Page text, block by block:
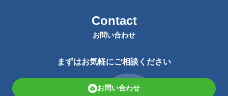
Contact
お問い合わせ
まずはお気軽にご相談ください
お問い合わせ